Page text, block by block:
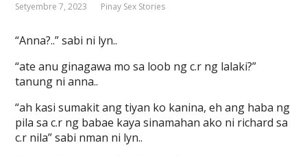
Setyembre 7, 2023 Pinay Sex Stories
“Anna?..” sabi ni lyn..
“ate anu ginagawa mo sa loob ng c.r ng lalaki?”
tanung ni anna..
“ah kasi sumakit ang tiyan ko kanina, eh ang haba ng
pila sa c.r ng babae kaya sinamahan ako ni richard sa
c.r nila” sabi nman ni lyn..